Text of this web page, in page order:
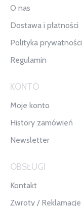
O nas
Dostawa i płatności
Polityka prywatności
Regulamin
KONTO
Moje konto
History zamówień
Newsletter
OBSŁUGI
Kontakt
Zwroty / Reklamacje